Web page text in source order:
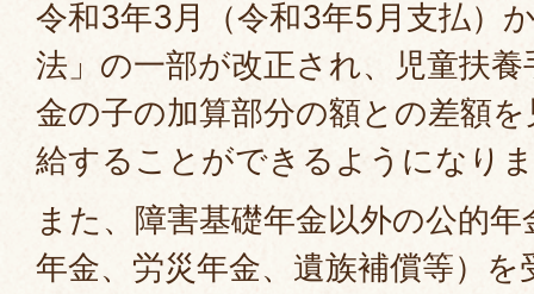
令和3年3月（令和3年5月支払）
法」の一部が改正され、児童扶
金の子の加算部分の額との差額
給することができるようになり
また、障害基礎年金以外の公的
年金、労災年金、遺族補償等）